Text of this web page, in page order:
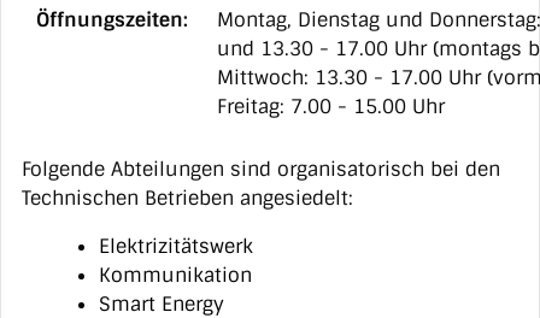
Öffnungszeiten:
Montag, Dienstag und
und 13.30 - 17.00 Uhr (montags
Mittwoch: 13.30 - 17.00 Uhr
Freitag: 7.00 - 15.00 Uhr
Folgende Abteilungen sind organisatorisch bei den
Technischen Betrieben angesiedelt:
Elektrizitätswerk
Kommunikation
Smart Energy